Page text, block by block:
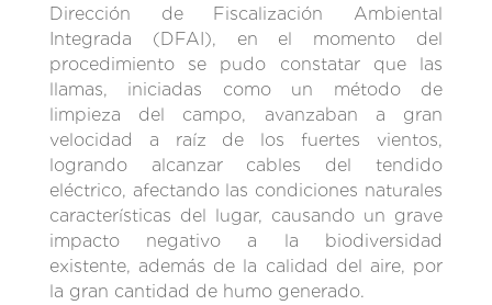
Dirección de Fiscalización Ambiental
Integrada (DFAI), en el momento del
procedimiento se pudo constatar que las
llamas, iniciadas como un método de
limpieza del campo, avanzaban a gran
velocidad a raíz de los fuertes vientos,
logrando alcanzar cables del tendido
eléctrico, afectando las condiciones naturales
características del lugar, causando un grave
impacto negativo a la biodiversidad
existente, además de la calidad del aire, por
la gran cantidad de humo generado.